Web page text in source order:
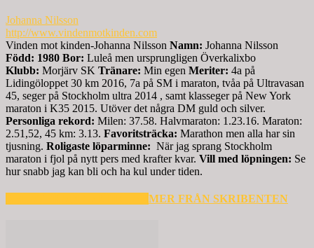
Johanna Nilsson
http://www.vindenmotkinden.com
Vinden mot kinden-Johanna Nilsson Namn: Johanna Nilsson
Född: 1980 Bor: Luleå men ursprungligen Överkalixbo
Klubb: Morjärv SK Tränare: Min egen Meriter: 4a på
Lidingöloppet 30 km 2016, 7a på SM i maraton, tvåa på Ultravasan
45, seger på Stockholm ultra 2014 , samt klasseger på New York
maraton i K35 2015. Utöver det några DM guld och silver.
Personliga rekord: Milen: 37.58. Halvmaraton: 1.23.16. Maraton:
2.51,52, 45 km: 3.13. Favoritsträcka: Marathon men alla har sin
tjusning. Roligaste löparminne: När jag sprang Stockholm
maraton i fjol på nytt pers med krafter kvar. Vill med löpningen: Se
hur snabb jag kan bli och ha kul under tiden.
MER FRÅN SKRIBENTEN